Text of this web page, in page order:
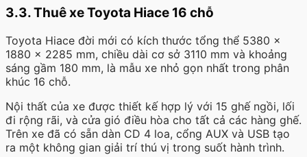
3.3. Thuê xe Toyota Hiace 16 chỗ
Toyota Hiace đời mới có kích thước tổng thể 5380 x
1880 x 2285 mm, chiều dài cơ sở 3110 mm và khoảng
sáng gầm 180 mm, là mẫu xe nhỏ gọn nhất trong phân
khúc 16 chỗ.
Nội thất của xe được thiết kế hợp lý với 15 ghế ngồi, lối
đi rộng rãi, và cửa gió điều hòa cho tất cả các hàng ghế.
Trên xe đã có sẵn dàn CD 4 loa, cổng AUX và USB tạo
ra một không gian giải trí thú vị trong suốt hành trình.